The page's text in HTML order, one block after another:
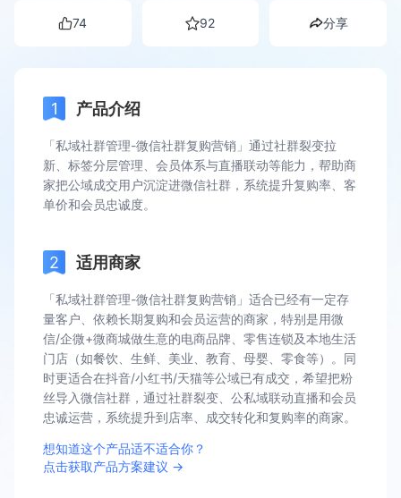
74 92 分享
产品介绍
「私域社群管理-微信社群复购营销」通过社群裂变拉
新、标签分层管理、会员体系与直播联动等能力，帮助商
家把公域成交用户沉淀进微信社群，系统提升复购率、客
单价和会员忠诚度。
适用商家
「私域社群管理-微信社群复购营销」适合已经有一定存
量客户、依赖长期复购和会员运营的商家，特别是用微
信/企微+微商城做生意的电商品牌、零售连锁及本地生活
门店（如餐饮、生鲜、美业、教育、母婴、零食等）。同
时更适合在抖音/小红书/天猫等公域已有成交，希望把粉
丝导入微信社群，通过社群裂变、公私域联动直播和会员
忠诚运营，系统提升到店率、成交转化和复购率的商家。
想知道这个产品适不适合你？
点击获取产品方案建议 →